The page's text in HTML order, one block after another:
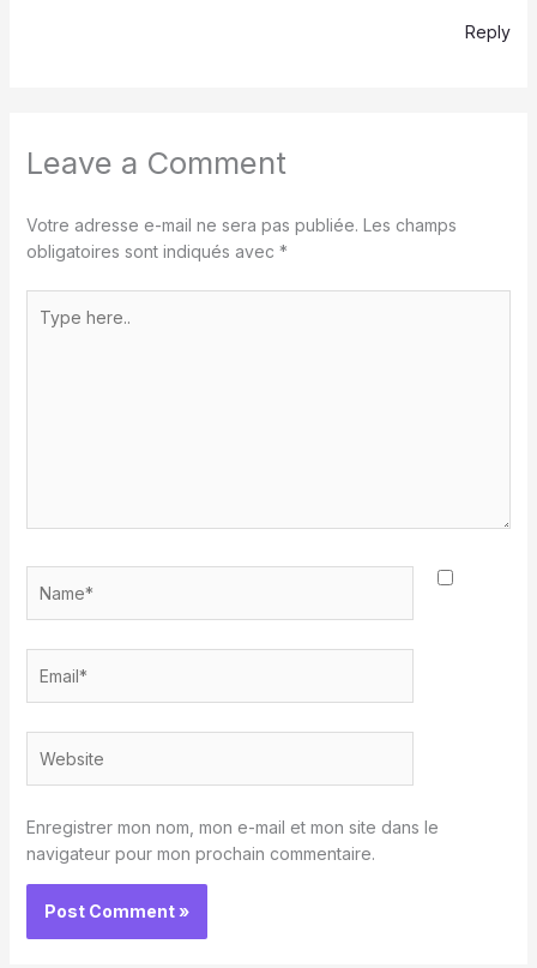
Reply
Leave a Comment
Votre adresse e-mail ne sera pas publiée. Les champs
obligatoires sont indiqués avec *
here..
Enregistrer mon nom, mon e-mail et mon site dans le
navigateur pour mon prochain commentaire.